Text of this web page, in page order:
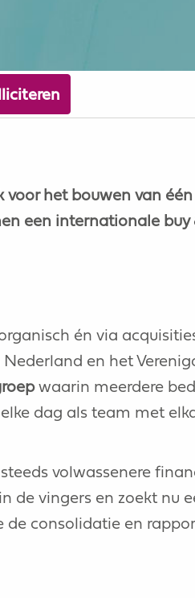
voor het bouwen van
een internationale
én via
en het
waarin meerdere
dag als team met
volwassenere
de vingers en zoekt nu
de consolidatie en